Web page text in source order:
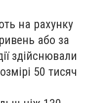
на рахунку
або за
здійснювали
50 тисяч